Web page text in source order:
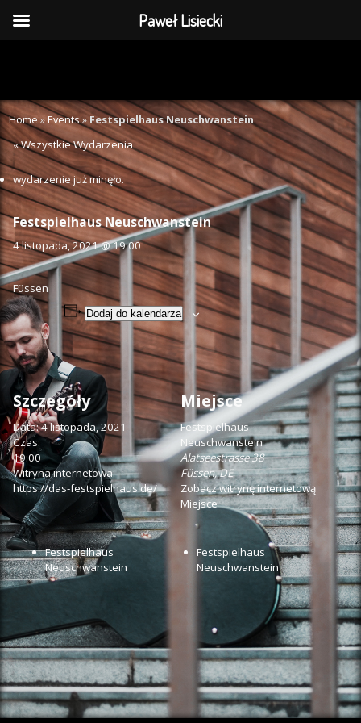
Home»Events» Festspielhaus Neuschwanstein
« Wszystkie Wydarzenia
wydarzenie już minęło.
Festspielhaus Neuschwanstein
4 listopada, 2021 @ 19:00
Füssen
Dodaj do kalendarza
Szczegóły
Data:4 listopada, 2021
Czas:
19:00
Witryna internetowa:
https://das-festspielhaus.de/
Miejsce
Festspielhaus
Neuschwanstein
Alatseestrasse 38
Füssen,DE
Zobacz witrynę internetową
Miejsce
Festspielhaus
Neuschwanstein
Festspielhaus
Neuschwanstein
Paweł Lisiecki